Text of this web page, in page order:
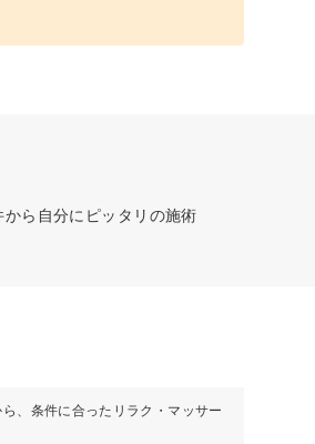
ら自分にピッタリの施術
、条件に合ったリラク・マッサー